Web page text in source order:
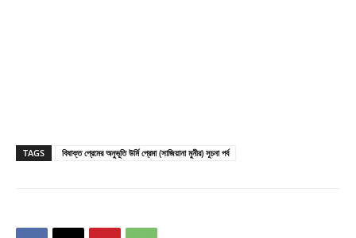
TAGS বিষাক্ত প্রেমের অনুভূতি উর্মি প্রেমা (সাজিয়ানা মুনীর) সূচনা পর্ব